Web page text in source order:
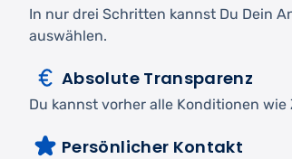
In nur drei Schritten kannst Du Dein
auswählen.
Absolute Transparenz
Du kannst vorher alle Konditionen
Persönlicher Kontakt